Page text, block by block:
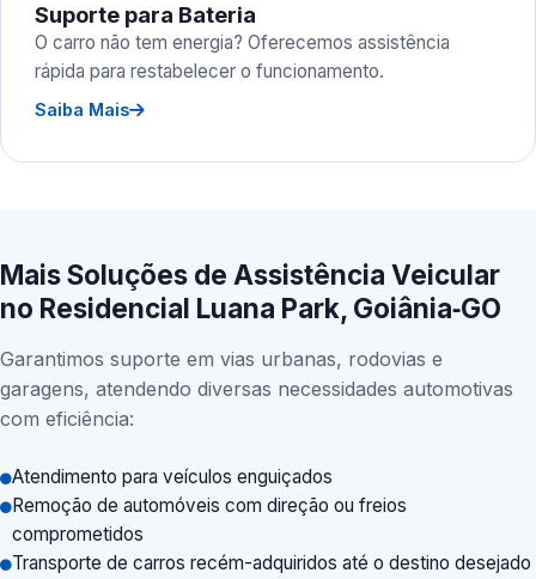
Suporte para Bateria
O carro não tem energia? Oferecemos assistência
rápida para restabelecer o funcionamento.
Saiba Mais
Mais Soluções de Assistência Veicular
no Residencial Luana Park, Goiânia‑GO
Garantimos suporte em vias urbanas, rodovias e
garagens, atendendo diversas necessidades automotivas
com eficiência:
Atendimento para veículos enguiçados
Remoção de automóveis com direção ou freios
comprometidos
Transporte de carros recém-adquiridos até o destino desejado